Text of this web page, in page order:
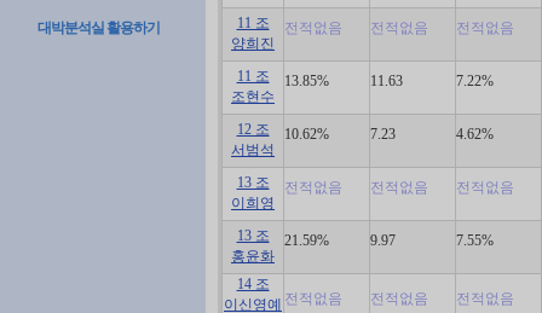
대박분석실 활용하기
11 조
양희진
전적없음 전적없음 전적없음
11 조
조현수
13.85% 11.63 7.22%
12 조
서범석
10.62% 7.23 4.62%
13 조
이희영
전적없음 전적없음 전적없음
13 조
홍윤화
21.59% 9.97 7.55%
14 조
이신영예 전적없음 전적없음 전적없음